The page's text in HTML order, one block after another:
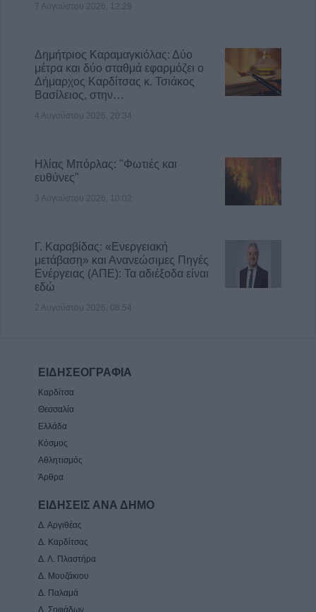
7 Αυγούστου 2026, 12:29
Δημήτριος Καραμαγκιόλας: Δύο
μέτρα και δύο σταθμά εφαρμόζει ο
Δήμαρχος Καρδίτσας κ. Τσιάκος
Βασίλειος, στην…
4 Αυγούστου 2026, 20:34
Ηλίας Μπόρλας: "Φωτιές και
ευθύνες"
3 Αυγούστου 2026, 10:02
Γ. Καραβίδας: «Ενεργειακή
μετάβαση» και Ανανεώσιμες Πηγές
Ενέργειας (ΑΠΕ): Τα αδιέξοδα είναι
εδώ
2 Αυγούστου 2026, 08:54
ΕΙΔΗΣΕΟΓΡΑΦΙΑ
Καρδίτσα
Θεσσαλία
Ελλάδα
Κόσμος
Αθλητισμός
Άρθρα
ΕΙΔΗΣΕΙΣ ΑΝΑ ΔΗΜΟ
Δ. Αργιθέας
Δ. Καρδίτσας
Δ. Λ. Πλαστήρα
Δ. Μουζάκιου
Δ. Παλαμά
Δ. Σοφάδων